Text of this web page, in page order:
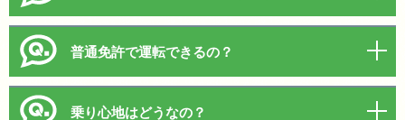
普通免許で運転できるの？
乗り心地はどうなの？